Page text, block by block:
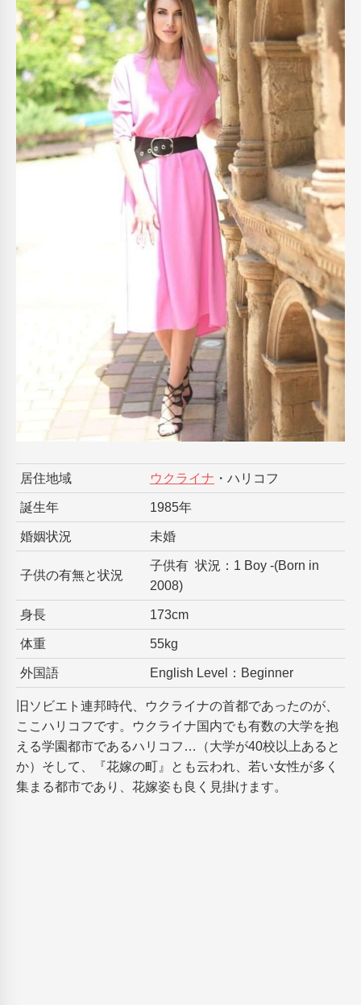
居住地域 ウクライナ ・ハリコフ
誕生年 1985年
婚姻状況 未婚
子供の有無と状況
子供有 状況：1 Boy -(Born in
2008)
身長 173cm
体重 55kg
外国語 English Level：Beginner
旧ソビエト連邦時代、ウクライナの首都であったのが、
ここハリコフです。ウクライナ国内でも有数の大学を抱
える学園都市であるハリコフ…（大学が40校以上あると
か）そして、『花嫁の町』とも云われ、若い女性が多く
集まる都市であり、花嫁姿も良く見掛けます。